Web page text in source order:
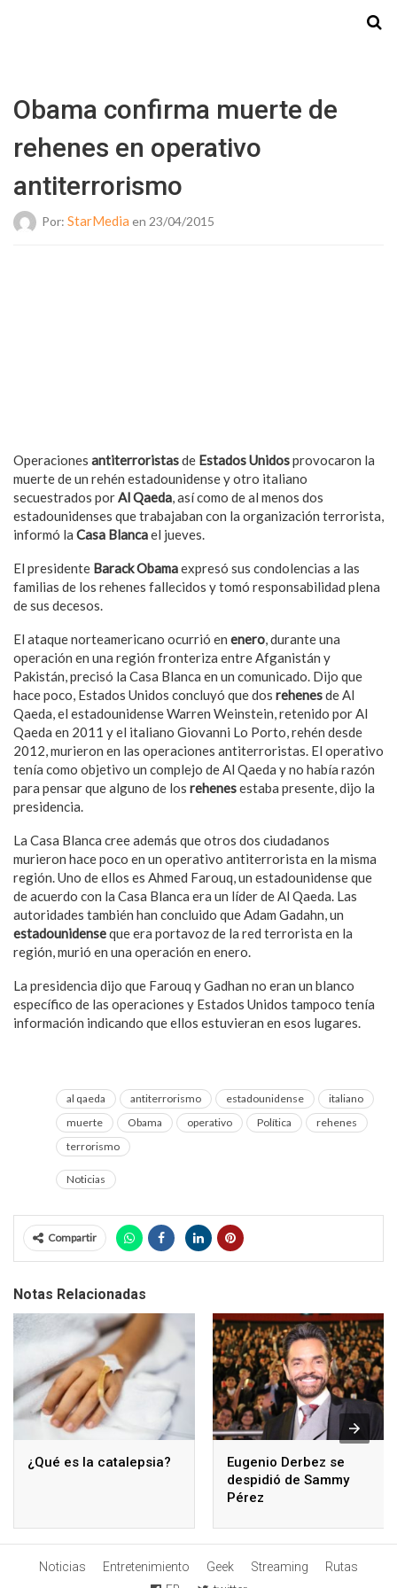
Obama confirma muerte de
rehenes en operativo
antiterrorismo
Por: StarMedia en 23/04/2015
Operaciones antiterroristasde Estados Unidosprovocaron la
muerte de un rehén estadounidense y otro italiano
secuestrados porAl Qaeda, así como de al menos dos
estadounidenses que trabajaban con la organización terrorista,
informó la Casa Blancael jueves.
El presidente Barack Obamaexpresó sus condolencias a las
familias de los rehenes fallecidos y tomó responsabilidad plena
de sus decesos.
El ataque norteamericano ocurrió en enero, durante una
operación en una región fronteriza entre Afganistán y
Pakistán, precisó la Casa Blanca en un comunicado. Dijo que
hace poco, Estados Unidos concluyó que dos rehenesde Al
Qaeda, el estadounidense Warren Weinstein, retenido por Al
Qaeda en 2011 y el italiano Giovanni Lo Porto, rehén desde
2012, murieron en las operaciones antiterroristas. El operativo
tenía como objetivo un complejo de Al Qaeda y no había razón
para pensar que alguno de los rehenesestaba presente, dijo la
presidencia.
La Casa Blanca cree además que otros dos ciudadanos
murieron hace poco en un operativo antiterrorista en la misma
región. Uno de ellos es Ahmed Farouq, un estadounidense que
de acuerdo con la Casa Blanca era un líder de Al Qaeda. Las
autoridades también han concluido que Adam Gadahn, un
estadounidenseque era portavoz de la red terrorista en la
región, murió en una operación en enero.
La presidencia dijo que Farouq y Gadhan no eran un blanco
específico de las operaciones y Estados Unidos tampoco tenía
información indicando que ellos estuvieran en esos lugares.
al qaeda antiterrorismo estadounidense
italiano
muerte
Obama operativo Política
rehenes
terrorismo
Noticias
Compartir
Notas Relacionadas
¿Qué es la catalepsia?
Eugenio Derbez se
despidió de Sammy
Pérez
Noticias Entretenimiento Geek Streaming
Rutas